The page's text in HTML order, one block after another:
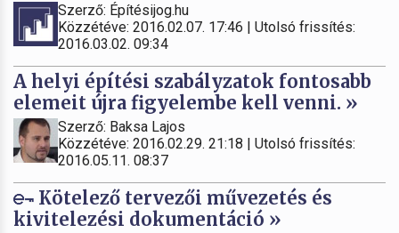
Szerző: Építésijog.hu
Közzétéve: 2016.02.07. 17:46 | Utolsó frissítés:
2016.03.02. 09:34
A helyi építési szabályzatok fontosabb
elemeit újra figyelembe kell venni. »
Szerző: Baksa Lajos
Közzétéve: 2016.02.29. 21:18 | Utolsó frissítés:
2016.05.11. 08:37
Kötelező tervezői művezetés és
kivitelezési dokumentáció »